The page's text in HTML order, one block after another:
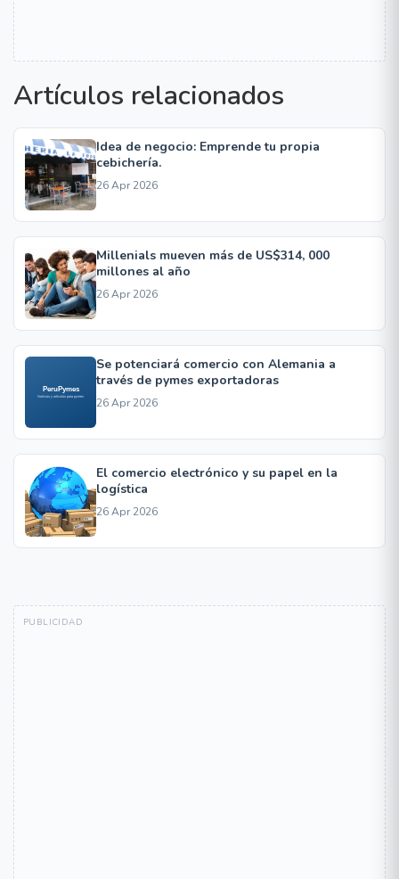
Artículos relacionados
Idea de negocio: Emprende tu propia
cebichería.
26 Apr 2026
Millenials mueven más de US$314, 000
millones al año
26 Apr 2026
Se potenciará comercio con Alemania a
través de pymes exportadoras
26 Apr 2026
El comercio electrónico y su papel en la
logística
26 Apr 2026